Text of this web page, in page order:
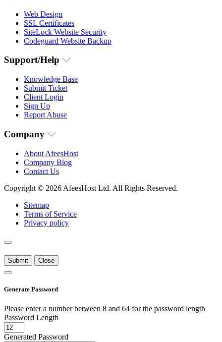
Web Design
SSL Certificates
SiteLock Website Security
Codeguard Website Backup
Support/Help
Knowledge Base
Submit Ticket
Client Login
Sign Up
Report Abuse
Company
About AfeesHost
Company Blog
Contact Us
Copyright © 2026 AfeesHost Ltd. All Rights Reserved.
Sitemap
Terms of Service
Privacy policy
Submit Close
Generate Password
Please enter a number between 8 and 64 for the password length
Password Length
Generated Password